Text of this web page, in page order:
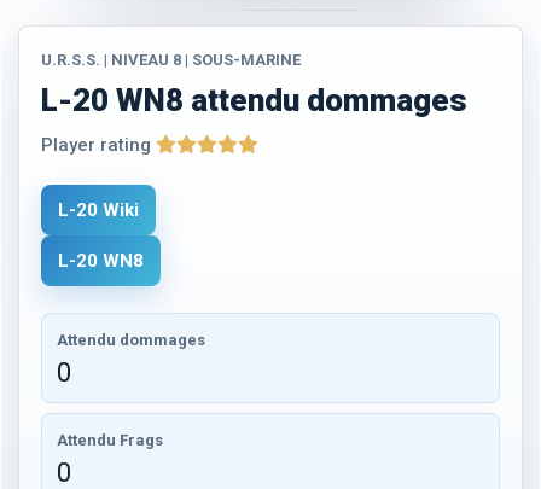
U.R.S.S. | NIVEAU 8 | SOUS-MARINE
L-20 WN8 attendu dommages
Player rating
L-20 Wiki
L-20 WN8
Attendu dommages
0
Attendu Frags
0